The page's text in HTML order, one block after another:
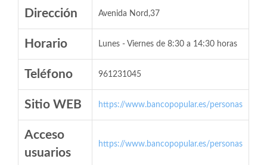
Dirección Avenida Nord,37
Horario Lunes - Viernes de 8:30 a 14:30 horas
Teléfono 961231045
Sitio WEB https://www.bancopopular.es/personas
Acceso
usuarios
https://www.bancopopular.es/personas